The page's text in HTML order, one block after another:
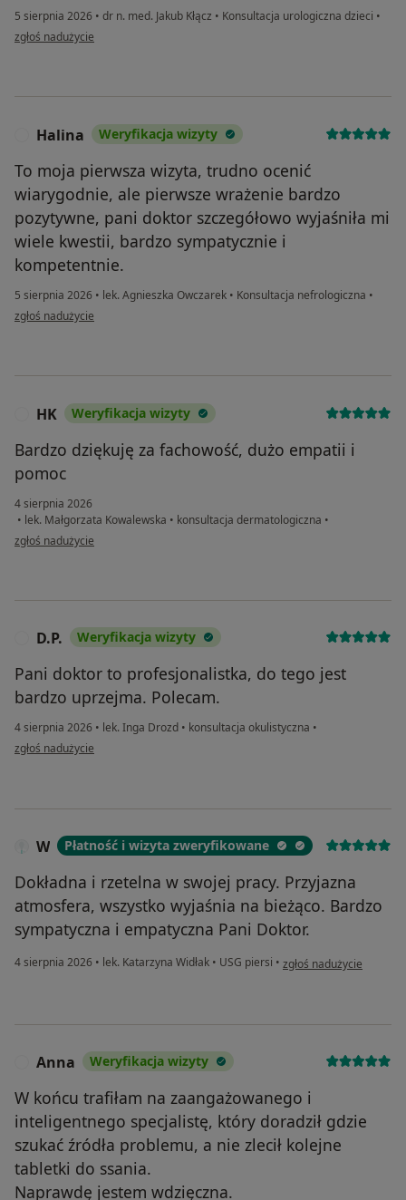
5 sierpnia 2026 • dr n. med. Jakub Kłącz • Konsultacja urologiczna dzieci •
w opinii użytkownika Aleksandra
zgłoś nadużycie
Halina Weryfikacja wizyty
To moja pierwsza wizyta, trudno ocenić
wiarygodnie, ale pierwsze wrażenie bardzo
pozytywne, pani doktor szczegółowo wyjaśniła mi
wiele kwestii, bardzo sympatycznie i
kompetentnie.
5 sierpnia 2026 • lek. Agnieszka Owczarek • Konsultacja nefrologiczna •
w opinii użytkownika Halina
zgłoś nadużycie
HK Weryfikacja wizyty
Bardzo dziękuję za fachowość, dużo empatii i
pomoc
4 sierpnia 2026
• lek. Małgorzata Kowalewska • konsultacja dermatologiczna •
w opinii użytkownika HK
zgłoś nadużycie
D.P. Weryfikacja wizyty
Pani doktor to profesjonalistka, do tego jest
bardzo uprzejma. Polecam.
4 sierpnia 2026 • lek. Inga Drozd • konsultacja okulistyczna •
w opinii użytkownika D.P.
zgłoś nadużycie
W Płatność i wizyta zweryfikowane
Dokładna i rzetelna w swojej pracy. Przyjazna
atmosfera, wszystko wyjaśnia na bieżąco. Bardzo
sympatyczna i empatyczna Pani Doktor.
4 sierpnia 2026 • lek. Katarzyna Widłak • USG piersi • w opinii użytkownika W
zgłoś nadużycie
Anna Weryfikacja wizyty
W końcu trafiłam na zaangażowanego i
inteligentnego specjalistę, który doradził gdzie
szukać źródła problemu, a nie zlecił kolejne
tabletki do ssania.
Naprawdę jestem wdzięczna.